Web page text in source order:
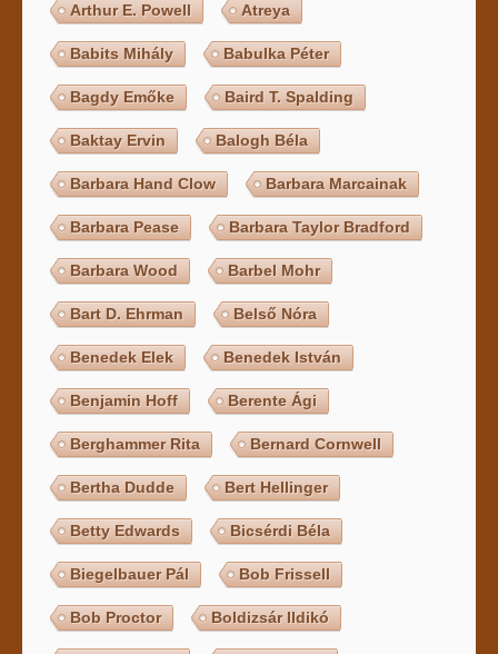
Arthur E. Powell Atreya
Babits Mihály Babulka Péter
Bagdy Emőke Baird T. Spalding
Baktay Ervin Balogh Béla
Barbara Hand Clow Barbara Marcainak
Barbara Pease Barbara Taylor Bradford
Barbara Wood Barbel Mohr
Bart D. Ehrman Belső Nóra
Benedek Elek Benedek István
Benjamin Hoff Berente Ági
Berghammer Rita Bernard Cornwell
Bertha Dudde Bert Hellinger
Betty Edwards Bicsérdi Béla
Biegelbauer Pál Bob Frissell
Bob Proctor Boldizsár Ildikó